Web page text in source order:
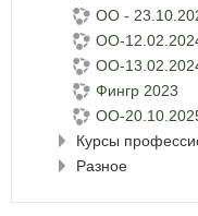
ОО -
ОО-
ОО-
Фингр 2023
ОО-
Курсы
Разное